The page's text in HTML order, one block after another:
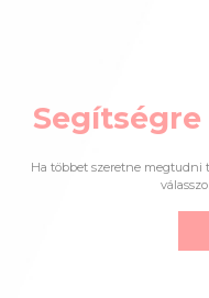
Ha többet szeretne